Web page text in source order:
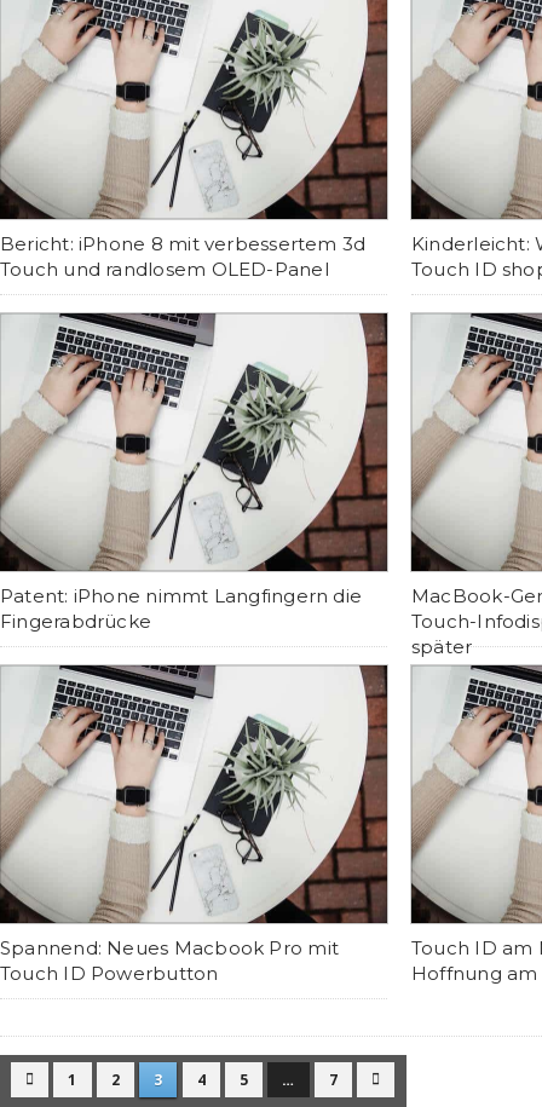
Bericht: iPhone 8 mit verbessertem 3d
Touch und randlosem OLED-Panel
Kinderleicht:
Touch ID
Patent: iPhone nimmt Langfingern die
Fingerabdrücke
MacBook-
Touch-
später
Spannend: Neues Macbook Pro mit
Touch ID Powerbutton
Touch ID am
Hoffnung
 1 2 3 4 5 … 7 